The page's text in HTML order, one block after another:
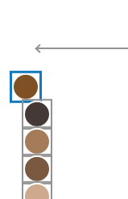
Hearing aid color